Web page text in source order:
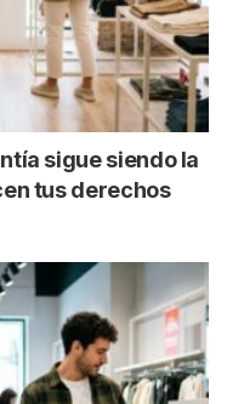
sigue siendo la
tus derechos